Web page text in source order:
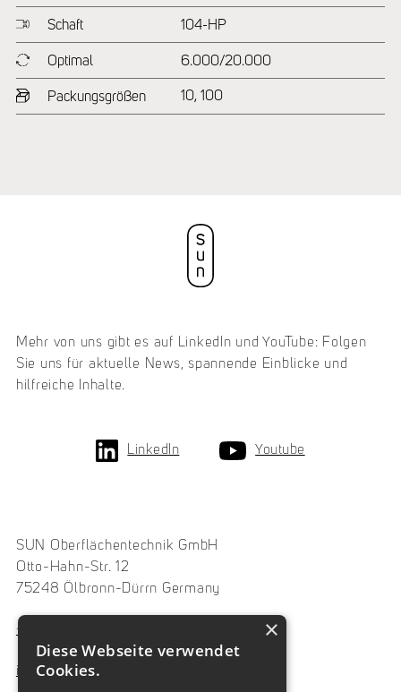
Schaft 104-HP
Optimal 6.000/20.000
Packungsgrößen 10, 100
SUN Oberflächentechnik GmbH
Otto-Hahn-Str. 12
75248 Ölbronn-Dürrn Germany
+49 7237 486330
info@sungmbh.de
Mehr von uns gibt es auf LinkedIn und YouTube: Folgen
Sie uns für aktuelle News, spannende Einblicke und
hilfreiche Inhalte.
LinkedIn Youtube
×
Diese Webseite verwendet
Cookies.